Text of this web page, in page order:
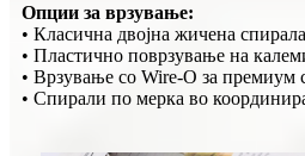
Опции за врзување:
• Класична двојна жичена спирала
• Пластично поврзување на
• Врзување со Wire-O за премиум
• Спирали по мерка во